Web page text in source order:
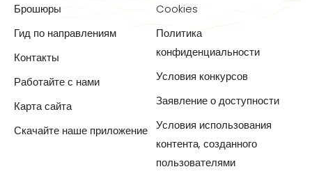
Брошюры
Гид по направлениям
Контакты
Работайте с нами
Карта сайта
Скачайте наше приложение
Cookies
Политика
конфиденциальности
Условия конкурсов
Заявление о доступности
Условия использования
контента, созданного
пользователями